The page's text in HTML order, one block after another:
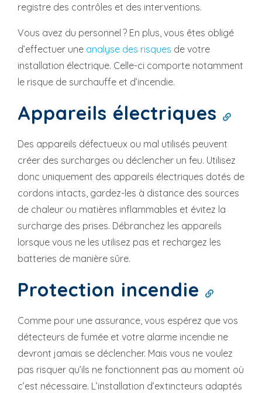
registre des contrôles et des interventions.
Vous avez du personnel ? En plus, vous êtes obligé
d’effectuer une analyse des risques de votre
installation électrique. Celle-ci comporte notamment
le risque de surchauffe et d’incendie.
Appareils électriques
Des appareils défectueux ou mal utilisés peuvent
créer des surcharges ou déclencher un feu. Utilisez
donc uniquement des appareils électriques dotés de
cordons intacts, gardez-les à distance des sources
de chaleur ou matières inflammables et évitez la
surcharge des prises. Débranchez les appareils
lorsque vous ne les utilisez pas et rechargez les
batteries de manière sûre.
Protection incendie
Comme pour une assurance, vous espérez que vos
détecteurs de fumée et votre alarme incendie ne
devront jamais se déclencher. Mais vous ne voulez
pas risquer qu’ils ne fonctionnent pas au moment où
c’est nécessaire. L’installation d’extincteurs adaptés